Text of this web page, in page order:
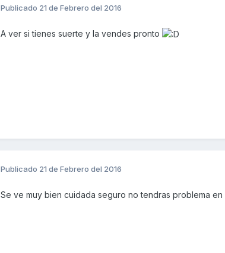
Publicado 21 de Febrero del 2016
A ver si tienes suerte y la vendes pronto
Publicado 21 de Febrero del 2016
Se ve muy bien cuidada seguro no tendras problema